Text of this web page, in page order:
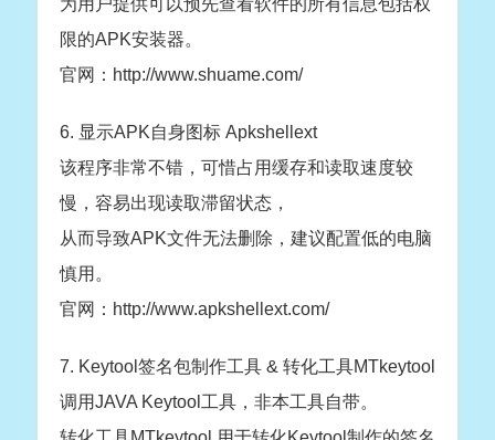
限的APK安装器。
官网：http://www.shuame.com/
6. 显示APK自身图标 Apkshellext
该程序非常不错，可惜占用缓存和读取速度较
慢，容易出现读取滞留状态，
从而导致APK文件无法删除，建议配置低的电脑
慎用。
官网：http://www.apkshellext.com/
7. Keytool签名包制作工具 & 转化工具MTkeytool
调用JAVA Keytool工具，非本工具自带。